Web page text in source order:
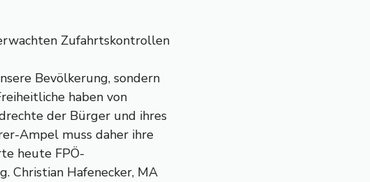
Zufahrtskontrollen
Bevölkerung, sondern
haben von
der Bürger und ihres
Ampel muss daher ihre
heute FPÖ-
Christian Hafenecker, MA